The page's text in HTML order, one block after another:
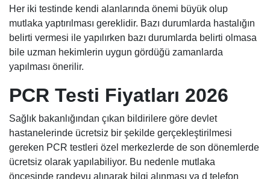
Her iki testinde kendi alanlarında önemi büyük olup
mutlaka yaptırılması gereklidir. Bazı durumlarda hastalığın
belirti vermesi ile yapılırken bazı durumlarda belirti olmasa
bile uzman hekimlerin uygun gördüğü zamanlarda
yapılması önerilir.
PCR Testi Fiyatları 2026
Sağlık bakanlığından çıkan bildirilere göre devlet
hastanelerinde ücretsiz bir şekilde gerçekleştirilmesi
gereken PCR testleri özel merkezlerde de son dönemlerde
ücretsiz olarak yapılabiliyor. Bu nedenle mutlaka
öncesinde randevu alınarak bilgi alınması ya d telefon